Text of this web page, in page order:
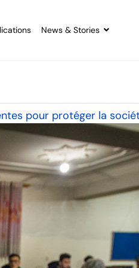
News & Stories
pour protéger la